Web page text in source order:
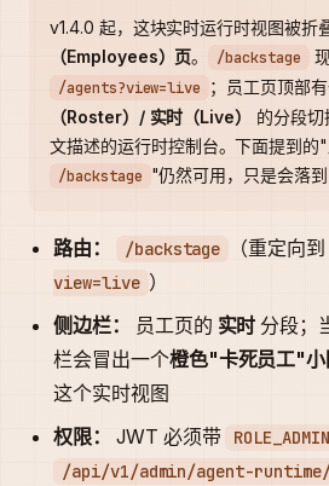
v1.4.0 起，这块实时运行时视图被折
（Employees）页。 /backstage
/agents?view=live ；员工页顶部
（Roster）/ 实时（Live）
的分段
文描述的运行时控制台。下面提到的
/backstage "仍然可用，只是会落到
路由： /backstage （重定向到
view=live ）
侧边栏：
员工页的 实时 分段；
栏会冒出一个橙色"卡死员工"小
这个实时视图
权限：
JWT 必须带 ROLE_ADMIN
/api/v1/admin/agent-